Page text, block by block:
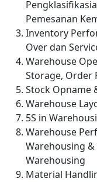
Pemesanan
Inventory
Over dan
Warehouse
Storage, Order
Stock Opname
Warehouse
5S in
Warehouse
Warehousing
Warehousing
Material